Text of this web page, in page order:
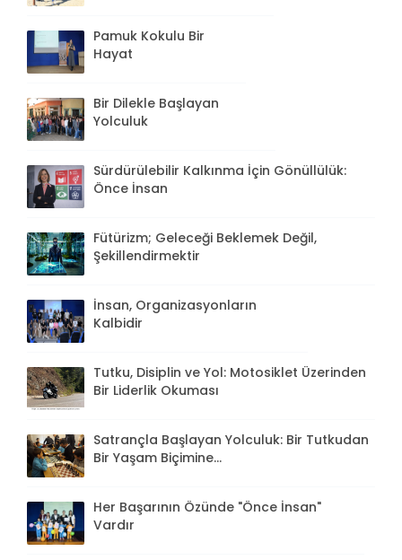
Pamuk Kokulu Bir
Hayat
Bir Dilekle Başlayan
Yolculuk
Sürdürülebilir Kalkınma İçin Gönüllülük:
Önce İnsan
Fütürizm; Geleceği Beklemek Değil,
Şekillendirmektir
İnsan, Organizasyonların
Kalbidir
Tutku, Disiplin ve Yol: Motosiklet Üzerinden
Bir Liderlik Okuması
Satrançla Başlayan Yolculuk: Bir Tutkudan
Bir Yaşam Biçimine...
Her Başarının Özünde "Önce İnsan"
Vardır